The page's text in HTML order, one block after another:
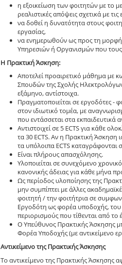
η εξοικείωση των φοιτητών με το
ρεαλιστικές απόψεις σχετικά με
να δοθεί η δυνατότητα στους
εργασίας,
να ενημερωθούν ως προς τη μορφή
Υπηρεσιών ή Οργανισμών που τους
Η Πρακτική Άσκηση:
Αποτελεί προαιρετικό μάθημα με
Σπουδών της Σχολής
εξάμηνο, αντίστοιχα.
Πραγματοποιείται σε εργοδότες -
στον ιδιωτικό τομέα, με
που εντάσσεται στα εκπαιδευτικά
Αντιστοιχεί σε 5 ECTS για κάθε
τα 30 ECTS. Αν η Πρακτική Άσκηση
τα υπόλοιπα ECTS
Είναι πλήρους απασχόλησης.
Υλοποιείται σε συνεχόμενο
κανονικής άδειας για κάθε μήνα
Ως περίοδος υλοποίησης της
μην συμπίπτει με άλλες
φοιτητή / την φοιτήτρια σε
Εργοδότη ως φορέα υποδοχής, του
περιορισμούς που τίθενται από
Ο Υπεύθυνος Πρακτικής Άσκησης
Φορέα Υποδοχής (με αντικείμενο
Αντικείμενο της Πρακτικής Άσκησης
Το αντικείμενο της Πρακτικής